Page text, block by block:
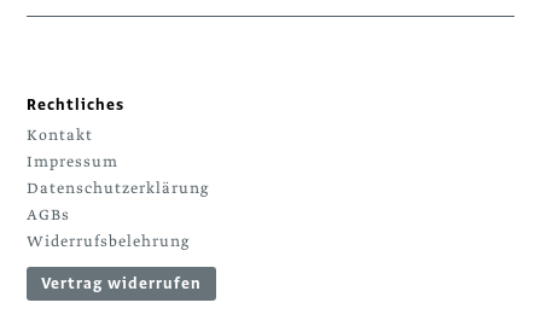
Rechtliches
Kontakt
Impressum
Datenschutzerklärung
AGBs
Widerrufsbelehrung
Vertrag widerrufen